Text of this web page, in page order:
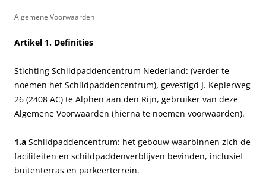
Algemene Voorwaarden
Artikel 1. Definities
Stichting Schildpaddencentrum Nederland: (verder te
noemen het Schildpaddencentrum), gevestigd J. Keplerweg
26 (2408 AC) te Alphen aan den Rijn, gebruiker van deze
Algemene Voorwaarden (hierna te noemen voorwaarden).
1.a Schildpaddencentrum: het gebouw waarbinnen zich de
faciliteiten en schildpaddenverblijven bevinden, inclusief
buitenterras en parkeerterrein.